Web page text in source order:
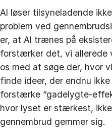
AI løser tilsyneladende
problem ved
er, at AI trænes på
forstærker det, vi allerede
os med at søge der, hvor
finde ideer, der endnu
forstærke “gadelygte-
hvor lyset er stærkest,
gennembrud gemmer sig.